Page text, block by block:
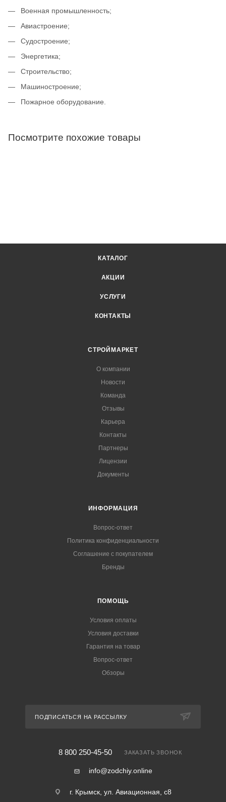
Военная промышленность;
Авиастроение;
Судостроение;
Энергетика;
Строительство;
Машиностроение;
Пожарное оборудование.
Посмотрите похожие товары
КАТАЛОГ
АКЦИИ
УСЛУГИ
КОНТАКТЫ
СТРОЙМАРКЕТ
О компании
Новости
Команда
Отзывы
Карьера
Контакты
Партнеры
Лицензии
Документы
ИНФОРМАЦИЯ
Вопрос-ответ
Политика конфиденциальности
Соглашение с покупателем
Бренды
ПОМОЩЬ
Условия оплаты
Условия доставки
Гарантия на товар
Вопрос-ответ
Обзоры
ПОДПИСАТЬСЯ НА РАССЫЛКУ
8 800 250-45-50 ЗАКАЗАТЬ ЗВОНОК
info@zodchiy.online
г. Крымск, ул. Авиационная, с8